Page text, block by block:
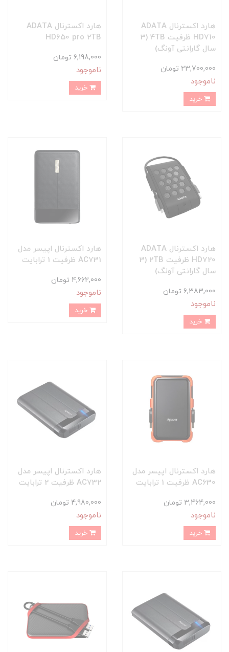
هارد اکسترنال ADATA
HD710 ظرفیت 4TB (3
سال گارانتی آونگ)
23,700,000 تومان
ناموجود
هارد اکسترنال ADATA
HD650 pro 2TB
6,198,000 تومان
ناموجود
هارد اکسترنال ADATA
HD720 ظرفیت 2TB (3
سال گارانتی آونگ)
6,383,000 تومان
ناموجود
هارد اکسترنال اپیسر مدل
AC731 ظرفیت 1 ترابایت
4,662,000 تومان
ناموجود
هارد اکسترنال اپیسر مدل
AC630 ظرفیت 1 ترابایت
3,464,000 تومان
ناموجود
هارد اکسترنال اپیسر مدل
AC732 ظرفیت 2 ترابایت
4,980,000 تومان
ناموجود